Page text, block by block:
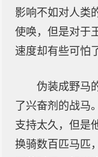
影响不如对人类
使唤，但是对于
速度却有些可怕
伪装成野马
了兴奋剂的战马
支持太久，但是
换骑数百匹马匹